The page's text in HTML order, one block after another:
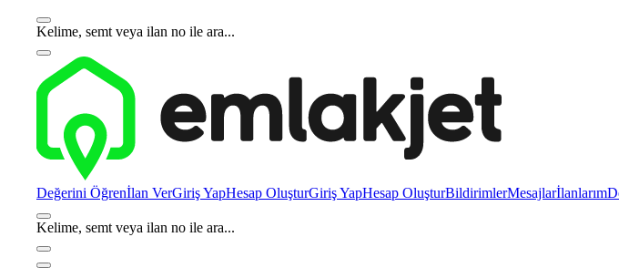
Kelime, semt veya ilan no ile ara...
Değerini Öğrenİlan VerGiriş YapHesap OluşturGiriş YapHesap OluşturBildirimlerMesajlarİlanlarım
Kelime, semt veya ilan no ile ara...